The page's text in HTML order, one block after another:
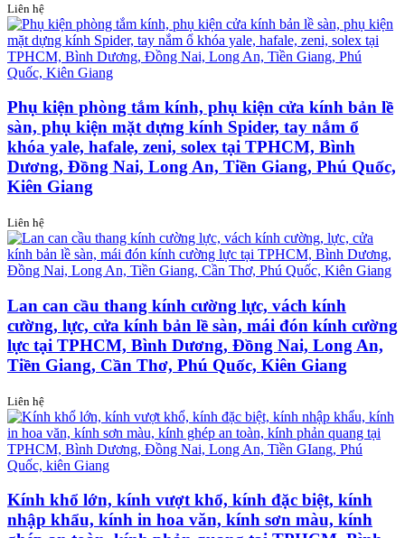
Liên hệ
Phụ kiện phòng tắm kính, phụ kiện cửa kính bản lề
sàn, phụ kiện mặt dựng kính Spider, tay nắm ổ
khóa yale, hafale, zeni, solex tại TPHCM, Bình
Dương, Đồng Nai, Long An, Tiền Giang, Phú Quốc,
Kiên Giang
Liên hệ
Lan can cầu thang kính cường lực, vách kính
cường, lực, cửa kính bản lề sàn, mái đón kính cường
lực tại TPHCM, Bình Dương, Đồng Nai, Long An,
Tiền Giang, Cần Thơ, Phú Quốc, Kiên Giang
Liên hệ
Kính khổ lớn, kính vượt khổ, kính đặc biệt, kính
nhập khẩu, kính in hoa văn, kính sơn màu, kính